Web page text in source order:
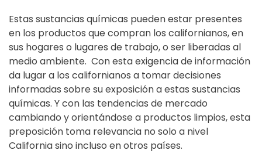
Estas sustancias químicas pueden estar presentes
en los productos que compran los californianos, en
sus hogares o lugares de trabajo, o ser liberadas al
medio ambiente. Con esta exigencia de información
da lugar a los californianos a tomar decisiones
informadas sobre su exposición a estas sustancias
químicas. Y con las tendencias de mercado
cambiando y orientándose a productos limpios, esta
preposición toma relevancia no solo a nivel
California sino incluso en otros países.